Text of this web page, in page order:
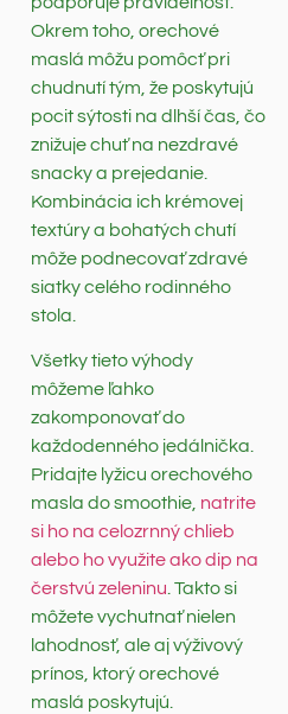
Okrem toho, orechové
maslá môžu pomôcť pri
chudnutí tým, že poskytujú
pocit sýtosti na dlhší čas, čo
znižuje chuť na nezdravé
snacky a prejedanie.
Kombinácia ich krémovej
textúry a bohatých chutí
môže podnecovať zdravé
siatky celého rodinného
stola.
Všetky tieto výhody
môžeme ľahko
zakomponovať do
každodenného jedálnička.
Pridajte lyžicu orechového
masla do smoothie, natrite
si ho na celozrnný chlieb
alebo ho využite ako dip na
čerstvú zeleninu . Takto si
môžete vychutnať nielen
lahodnosť, ale aj výživový
prínos, ktorý orechové
maslá poskytujú.